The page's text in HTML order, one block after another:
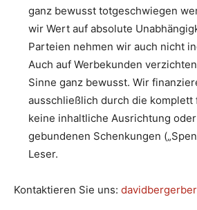
ganz bewusst totgeschwiegen
wir Wert auf absolute
Parteien nehmen wir auch nicht
Auch auf Werbekunden
Sinne ganz bewusst. Wir
ausschließlich durch die komplett
keine inhaltliche Ausrichtung
gebundenen Schenkungen
Leser.
Kontaktieren Sie uns: